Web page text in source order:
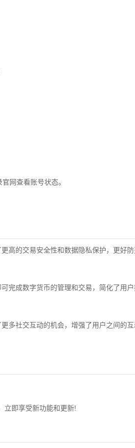
网查看账号状态。
高的交易安全性和数据隐私保护，更好
完成数字货币的管理和交易，简化了用
多社交互动的机会，增强了用户之间的
立即享受新功能和更新!